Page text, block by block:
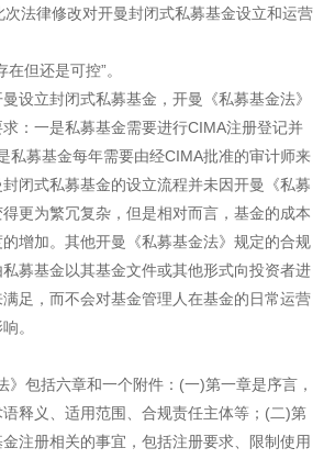
次法律修改对开曼封闭式私募基金设立和运营
但还是可控”。
设立封闭式私募基金，开曼《私募基金法》
：一是私募基金需要进行CIMA注册登记并
私募基金每年需要由经CIMA批准的审计师来
闭式私募基金的设立流程并未因开曼《私募
更为繁冗复杂，但是相对而言，基金的成本
增加。其他开曼《私募基金法》规定的合规
募基金以其基金文件或其他形式向投资者进
足，而不会对基金管理人在基金的日常运营
。
》包括六章和一个附件：(一)第一章是序言，
释义、适用范围、合规责任主体等；(二)第
注册相关的事宜，包括注册要求、限制使用